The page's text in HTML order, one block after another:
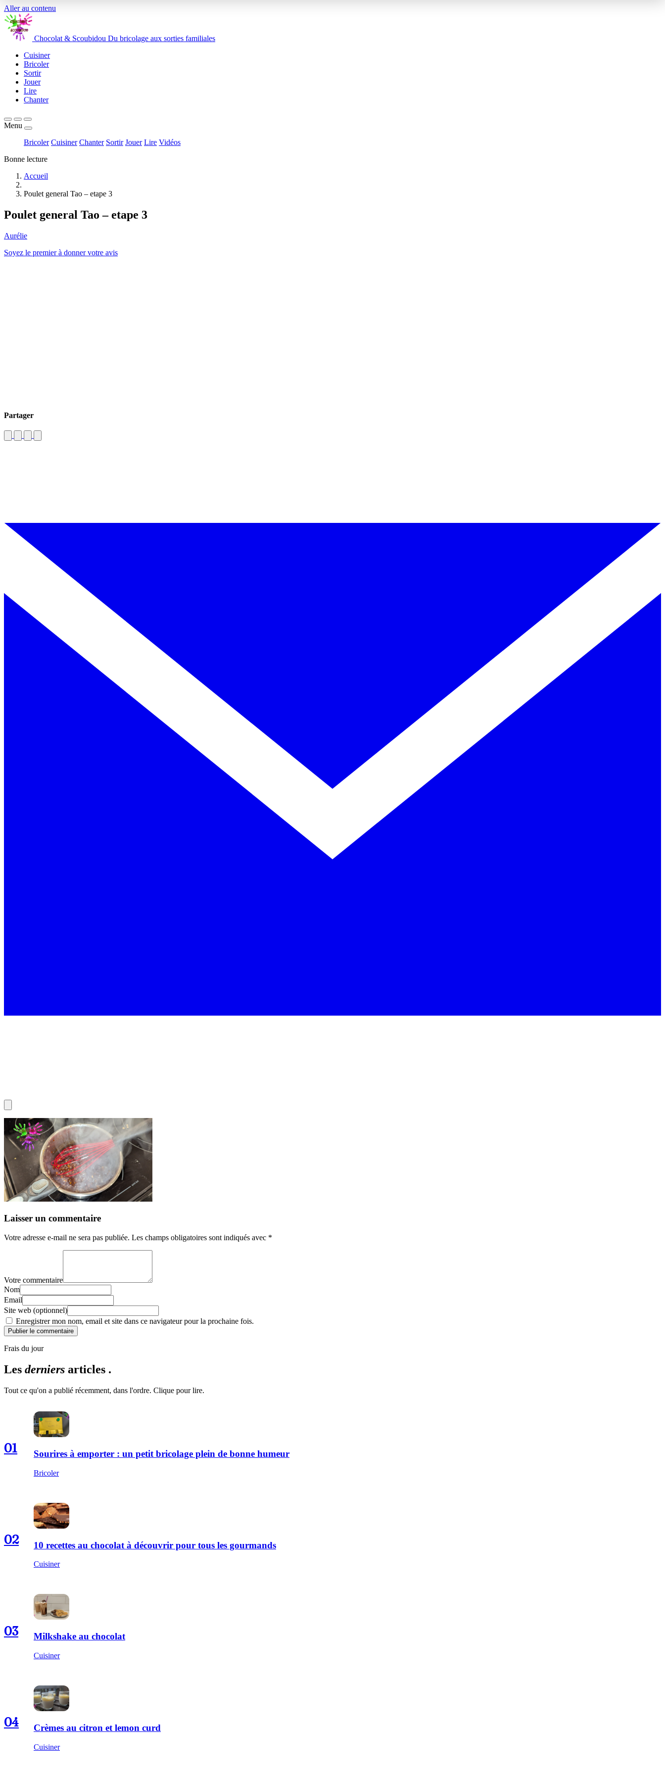
Aller au contenu
Chocolat & Scoubidou Du bricolage aux sorties familiales
Cuisiner
Bricoler
Sortir
Jouer
Lire
Chanter
Menu
Bricoler Cuisiner Chanter Sortir Jouer Lire Vidéos
Bonne lecture
Accueil
Poulet general Tao – etape 3
Poulet general Tao – etape 3
Aurélie
Soyez le premier à donner votre avis
Partager
Laisser un commentaire
Votre adresse e-mail ne sera pas publiée. Les champs obligatoires sont indiqués avec *
Votre commentaire
Nom
Email
Site web (optionnel)
Enregistrer mon nom, email et site dans ce navigateur pour la prochaine fois.
Publier le commentaire
Frais du jour
Les derniers articles .
Tout ce qu'on a publié récemment, dans l'ordre. Clique pour lire.
01 Sourires à emporter : un petit bricolage plein de bonne humeur
Bricoler
02 10 recettes au chocolat à découvrir pour tous les gourmands
Cuisiner
03 Milkshake au chocolat
Cuisiner
04 Crèmes au citron et lemon curd
Cuisiner